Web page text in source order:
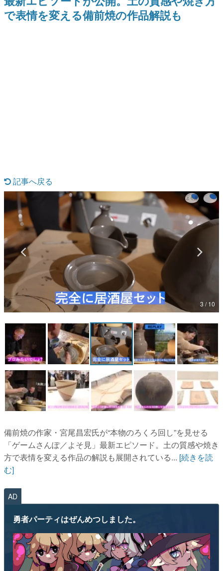
この物語を解いてはいけない。『赫本』は、〈試験問題〉
の形をした短編ホラー小説集です。
なんでゲームは面白い？
ゲーム開発者・hamatsu氏がゲームの魅力を画面や操作の
具体的な形から解き明かしていく、硬派で骨太な評論連載
です。
ゲームが変えた日本語
「経験値」「裏技」「ラスボス」… ゲームにまつわる言葉
の起源や用法の変遷を、コンピューター文化史研究家・タ
イニーP氏が徹底調査。
カテゴリ
特集記事
マンガ
女性向け
アプリレビュー
その他
電ファミニコゲーマーとは？
運営：株式会社マレ
で表情を変える備前焼の作品解説も
記事へ戻る
3 / 10
備前焼の作家・宮尾昌宏氏が“本物のろくろ回し”を見せる
「ゲームさんぽ／よそ見」最新エピソード。土の質感や焼き
方で表情を変える作品の解説も展開されている... [続きを読
む]
AD
勇者パーティはぜんめつしました。